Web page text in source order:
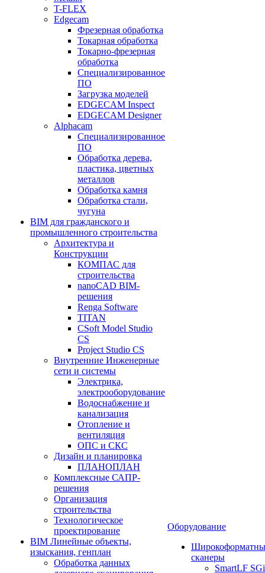
T-FLEX
Edgecam
Фрезерная обработка
Токарная обработка
Токарно-фрезерная
обработка
Специализированное
ПО
Загрузка моделей
EDGECAM Inspect
EDGECAM Designer
Alphacam
Специализированное
ПО
Обработка дерева,
пластика, цветных
металлов
Обработка камня
Обработка стали,
чугуна
BIM для гражданского и
промышленного строительства
Архитектура и
Конструкции
КОМПАС для
строительства
nanoCAD BIM-
решения
Renga Software
TITAN
CSoft Model Studio
CS
Project Studio CS
Внутренние Инженерные
сети и системы
Электрика,
электрооборудование
Водоснабжение и
канализация
Отопление и
вентиляция
ОПС и СКС
Дизайн и планировка
ПЛАНОПЛАН
Комплексные САПР-
решения
Организация
строительства
Технологическое
проектирование
BIM Линейные объекты,
изыскания, генплан
Обработка данных
Оборудование
сканеры
SmartLF SGi